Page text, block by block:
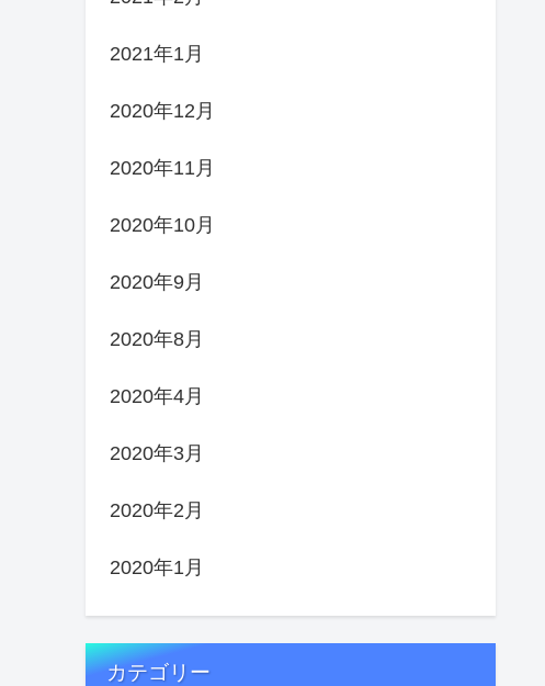
2021年1月
2020年12月
2020年11月
2020年10月
2020年9月
2020年8月
2020年4月
2020年3月
2020年2月
2020年1月
カテゴリー